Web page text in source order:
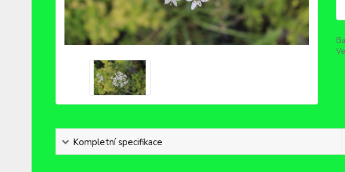
Kompletní specifikace